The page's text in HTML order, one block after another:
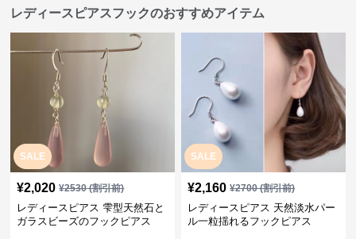
レディースピアスフックのおすすめアイテム
SALE
¥2,020 ¥2530(割引前)
レディースピアス 雫型天然石と
ガラスビーズのフックピアス
SALE
¥2,160 ¥2700(割引前)
レディースピアス 天然淡水パー
ル一粒揺れるフックピアス